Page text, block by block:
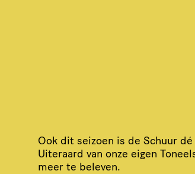
Ook dit seizoen is de Schuur
Uiteraard van onze eigen
meer te beleven.